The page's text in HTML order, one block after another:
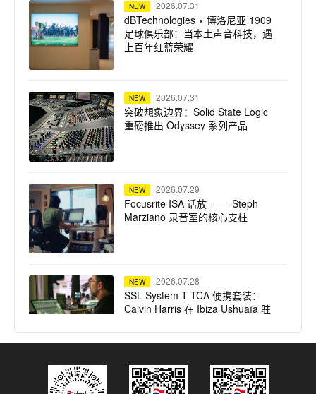
NEW 2026.07.31
dBTechnologies × 博洛尼亚 1909
足球俱乐部：当本土声音科技，遇
上百年红蓝荣耀
NEW 2026.07.31
突破想象边界：Solid State Logic
重磅推出 Odyssey 系列产品
NEW 2026.07.29
Focusrite ISA 话放 —— Steph
Marziano 录音室的核心支柱
NEW 2026.07.28
SSL System T TCA 便携套装：
Calvin Harris 在 Ibiza Ushuaïa 驻
NEW 2026.07.23
dBTechnologies 声震迈阿密：为